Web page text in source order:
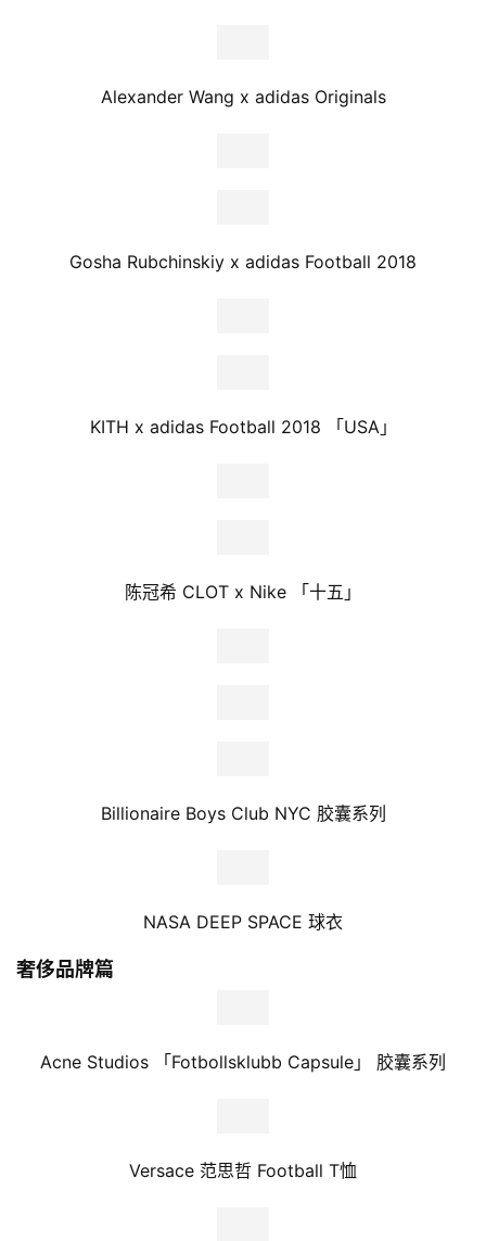
Alexander Wang x adidas Originals
Gosha Rubchinskiy x adidas Football 2018
KITH x adidas Football 2018 「USA」
陈冠希 CLOT x Nike 「十五」
Billionaire Boys Club NYC 胶囊系列
NASA DEEP SPACE 球衣
奢侈品牌篇
Acne Studios 「Fotbollsklubb Capsule」 胶囊系列
Versace 范思哲 Football T恤